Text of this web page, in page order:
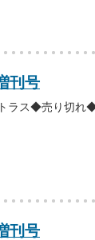
刊号
ラス◆売り切れ
刊号